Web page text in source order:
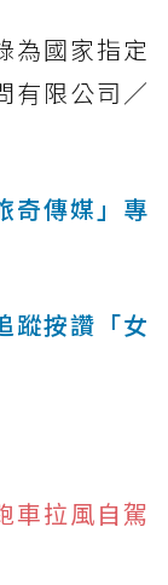
為國家指定
有限公司／
奇傳媒」專
蹤按讚「女
車拉風自駕